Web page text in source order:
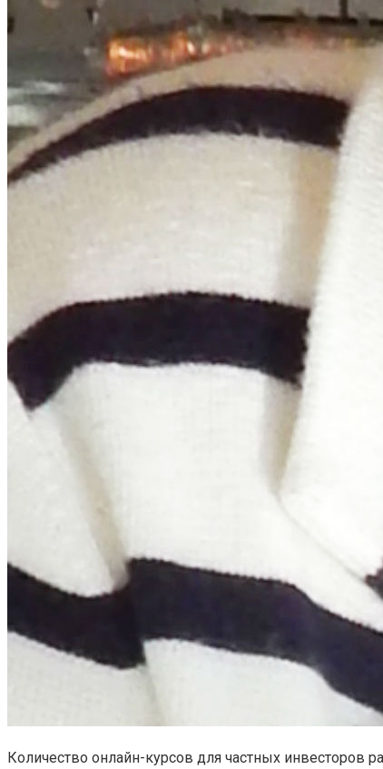
Количество онлайн-курсов для частных инвесторов